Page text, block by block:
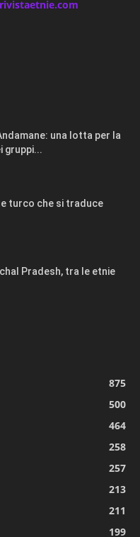
una lotta per la
gruppi...
turco che si traduce
Pradesh, tra le etnie
875
500
464
258
257
213
211
199